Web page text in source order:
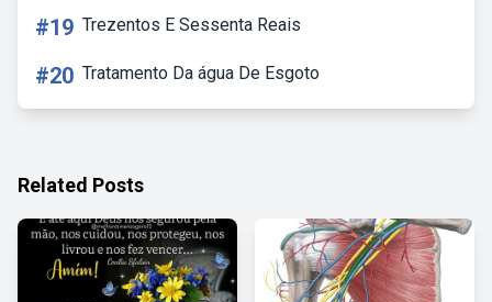
#19 Trezentos E Sessenta Reais
#20 Tratamento Da água De Esgoto
Related Posts